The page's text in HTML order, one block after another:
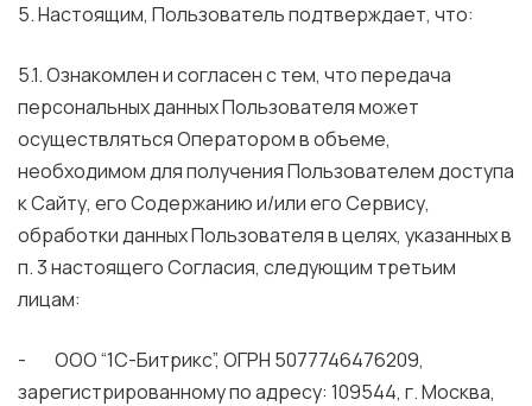
5. Настоящим, Пользователь подтверждает, что:
5.1. Ознакомлен и согласен с тем, что передача
персональных данных Пользователя может
осуществляться Оператором в объеме,
необходимом для получения Пользователем доступа
к Сайту, его Содержанию и/или его Сервису,
обработки данных Пользователя в целях, указанных в
п. 3 настоящего Согласия, следующим третьим
лицам:
- ООО “1С-Битрикс”, ОГРН 5077746476209,
зарегистрированному по адресу: 109544, г. Москва,